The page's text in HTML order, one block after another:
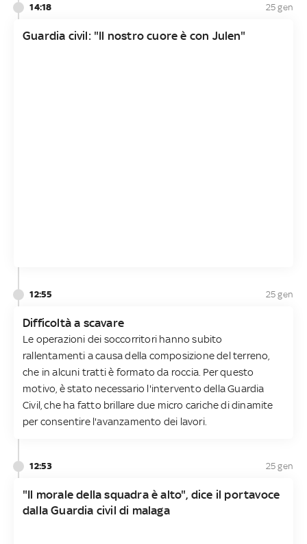
14:18 25 gen
Guardia civil: "Il nostro cuore è con Julen"
12:55 25 gen
Difficoltà a scavare
Le operazioni dei soccorritori hanno subito
rallentamenti a causa della composizione del terreno,
che in alcuni tratti è formato da roccia. Per questo
motivo, è stato necessario l'intervento della Guardia
Civil, che ha fatto brillare due micro cariche di dinamite
per consentire l'avanzamento dei lavori.
12:53 25 gen
"Il morale della squadra è alto", dice il portavoce
dalla Guardia civil di malaga